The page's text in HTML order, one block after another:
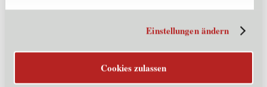
Einstellungen ändern
Cookies zulassen
Kreislauf: Tirol setzt auf…